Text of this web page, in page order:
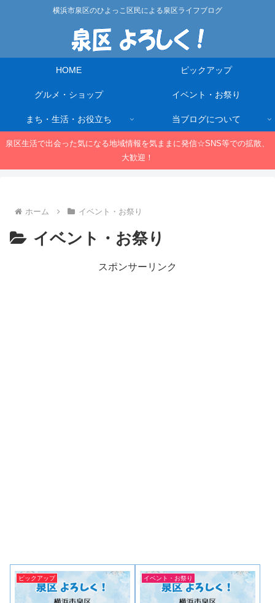
横浜市泉区のひよっこ区民による泉区ライフブログ
HOME ピックアップ
グルメ・ショップ イベント・お祭り
まち・生活・お役立ち 当ブログについて
泉区生活で出会った気になる地域情報を気ままに発信☆SNS等での拡散、
大歓迎！
ホーム イベント・お祭り
イベント・お祭り
スポンサーリンク
ピックアップ イベント・お祭り